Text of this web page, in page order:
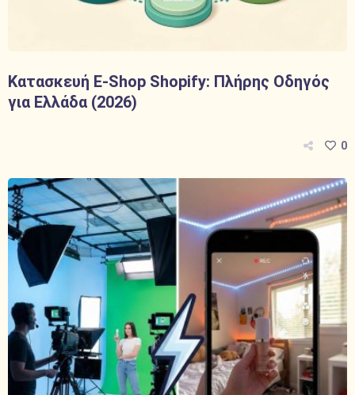
Κατασκευή E-Shop Shopify: Πλήρης Οδηγός
για Ελλάδα (2026)
0